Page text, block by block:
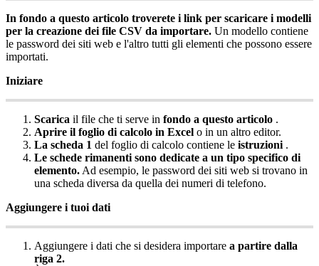
In fondo a questo articolo troverete i link per scaricare i modelli
per la creazione dei file CSV da importare. Un modello contiene
le password dei siti web e l'altro tutti gli elementi che possono essere
importati.
Iniziare
Scarica il file che ti serve in fondo a questo articolo .
Aprire il foglio di calcolo in Excel o in un altro editor.
La scheda 1 del foglio di calcolo contiene le istruzioni .
Le schede rimanenti sono dedicate a un tipo specifico di
elemento. Ad esempio, le password dei siti web si trovano in
una scheda diversa da quella dei numeri di telefono.
Aggiungere i tuoi dati
Aggiungere i dati che si desidera importare a partire dalla
riga 2.